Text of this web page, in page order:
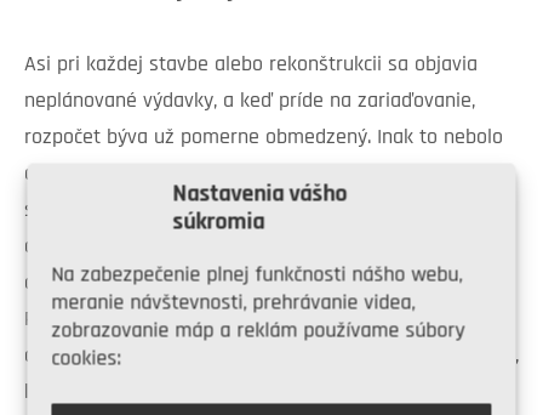
Nastavenia vášho
súkromia
Na zabezpečenie plnej funkčnosti nášho webu,
meranie návštevnosti, prehrávanie videa,
zobrazovanie máp a reklám používame súbory
cookies:
Asi pri každej stavbe alebo rekonštrukcii sa objavia
neplánované výdavky, a keď príde na zariaďovanie,
rozpočet býva už pomerne obmedzený. Inak to nebolo
ani u Lenky a Michaela. „Stavba bola prvoradá. Na tej
sa okrem vlastnej práce veľa ušetriť nedalo, ak sme
chceli mať veci urobené poriadne. A pri interiéri sme sa
držali toho, aby vyzeral dobre, ale nevyšiel draho.
Pretože pravda je, že sa dá zariadiť aj za pár eur a
drahšie nemusí byť vždy krajšie,“ je presvedčená Lenka,